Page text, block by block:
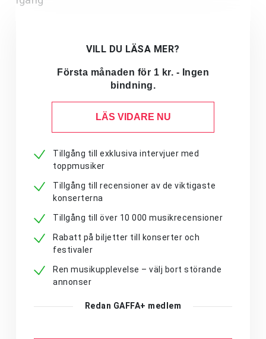
VILL DU LÄSA MER?
Första månaden för 1 kr. - Ingen
bindning.
LÄS VIDARE NU
Tillgång till exklusiva intervjuer med
toppmusiker
Tillgång till recensioner av de viktigaste
konserterna
Tillgång till över 10 000 musikrecensioner
Rabatt på biljetter till konserter och
festivaler
Ren musikupplevelse – välj bort störande
annonser
Redan GAFFA+ medlem